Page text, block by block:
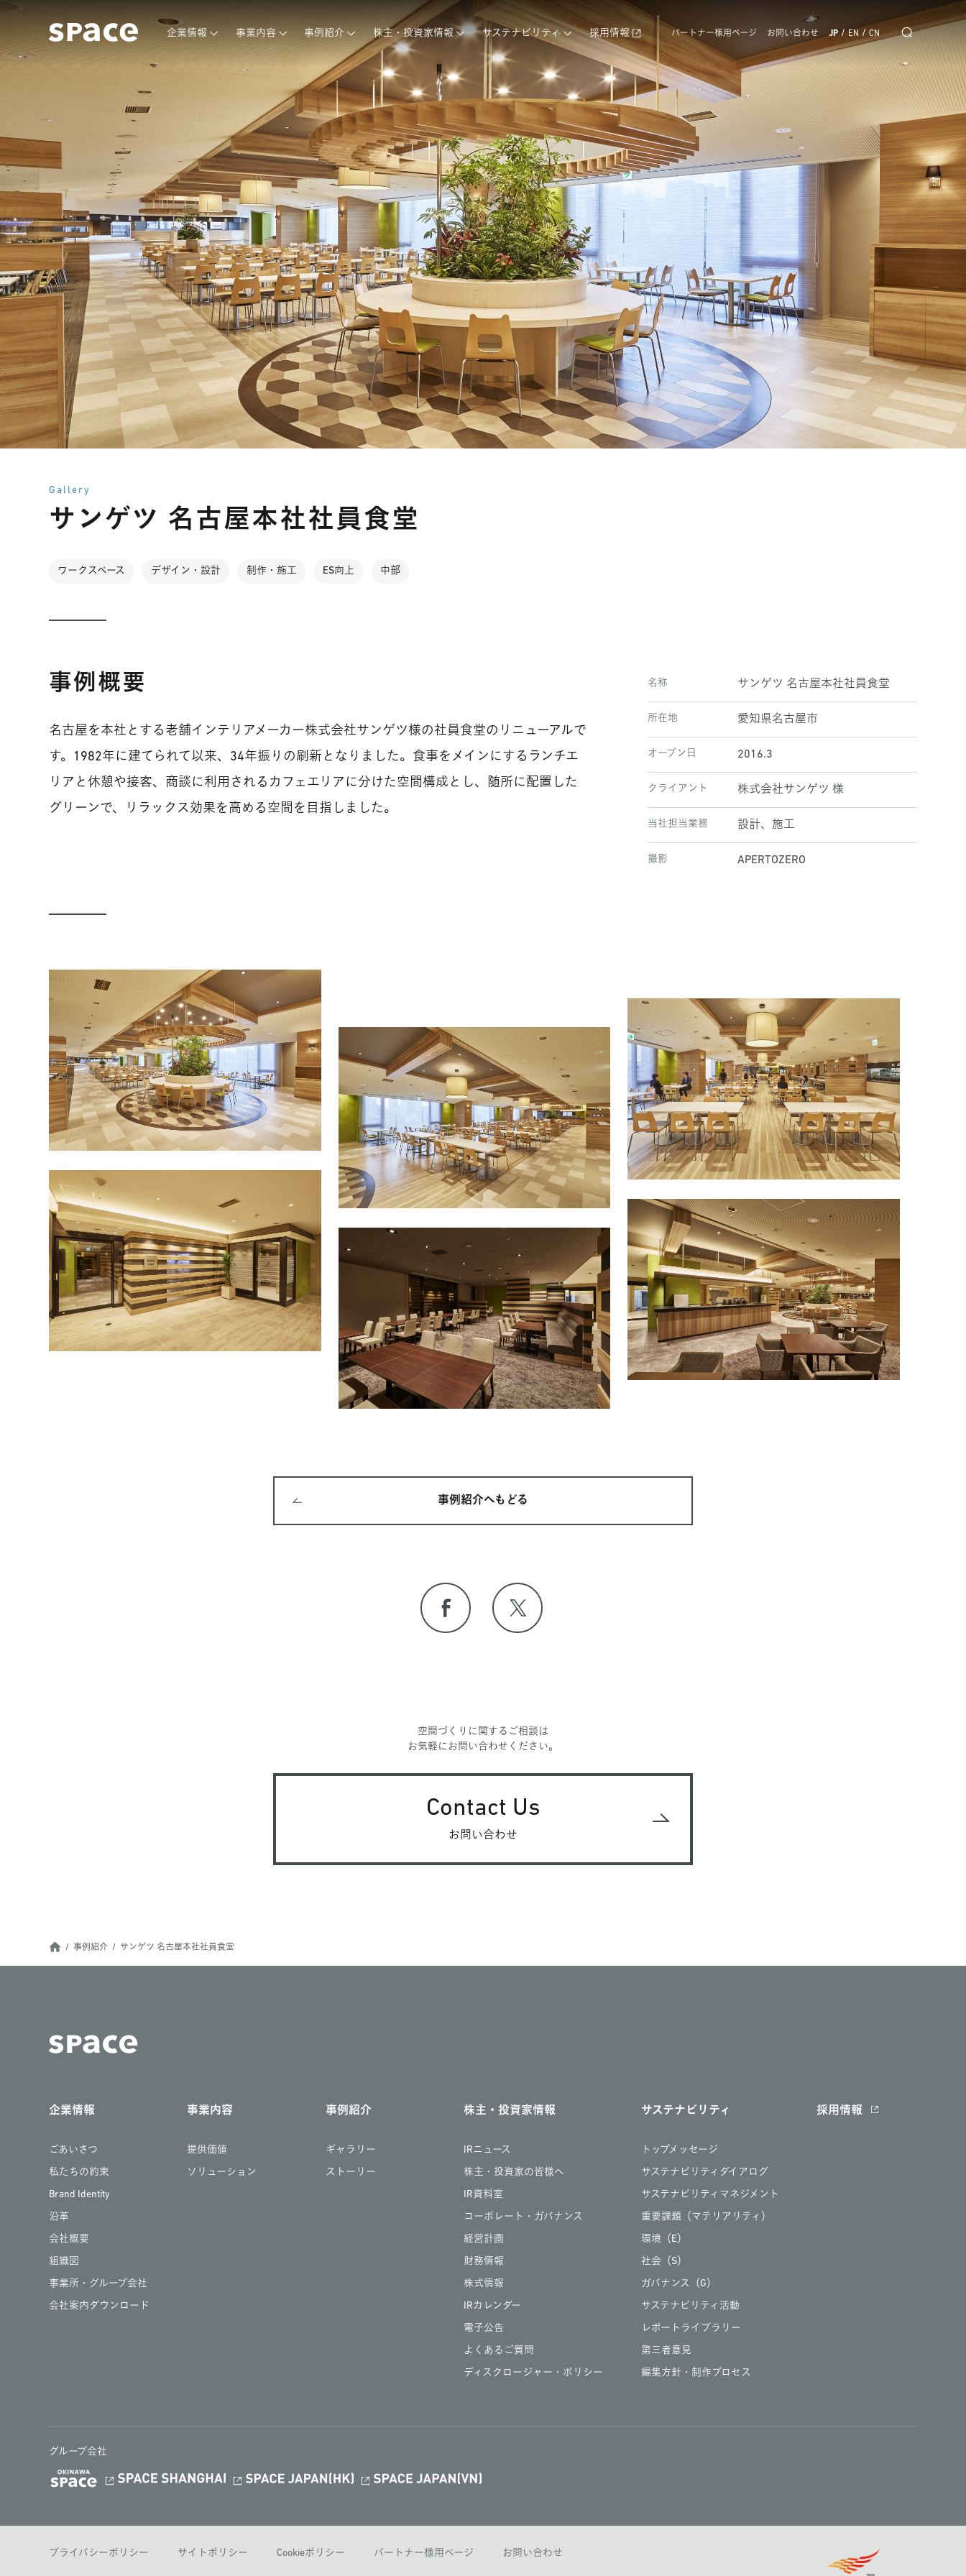
企業情報 事業内容 事例紹介 株主・投資家情報 サステナビリティ 採用情報 パートナー様用ページ お問い合わせ JP / EN / CN
Gallery
サンゲツ 名古屋本社社員食堂
ワークスペース デザイン・設計 制作・施工 ES向上 中部
事例概要
名古屋を本社とする老舗インテリアメーカー株式会社サンゲツ様の社員食堂のリニューアルで
す。1982年に建てられて以来、34年振りの刷新となりました。食事をメインにするランチエ
リアと休憩や接客、商談に利用されるカフェエリアに分けた空間構成とし、随所に配置した
グリーンで、リラックス効果を高める空間を目指しました。
名称 サンゲツ 名古屋本社社員食堂
所在地 愛知県名古屋市
オープン日 2016.3
クライアント 株式会社サンゲツ 様
当社担当業務 設計、施工
撮影 APERTOZERO
事例紹介へもどる
空間づくりに関するご相談は
お気軽にお問い合わせください。
Contact Us
お問い合わせ
事例紹介 サンゲツ 名古屋本社社員食堂
企業情報
ごあいさつ
私たちの約束
Brand Identity
沿革
会社概要
組織図
事業所・グループ会社
会社案内ダウンロード
事業内容
提供価値
ソリューション
事例紹介
ギャラリー
ストーリー
株主・投資家情報
IRニュース
株主・投資家の皆様へ
IR資料室
コーポレート・ガバナンス
経営計画
財務情報
株式情報
IRカレンダー
電子公告
よくあるご質問
ディスクロージャー・ポリシー
サステナビリティ
トップメッセージ
サステナビリティダイアログ
サステナビリティマネジメント
重要課題（マテリアリティ）
環境（E）
社会（S）
ガバナンス（G）
サステナビリティ活動
レポートライブラリー
第三者意見
編集方針・制作プロセス
採用情報
グループ会社
プライバシーポリシー サイトポリシー Cookieポリシー パートナー様用ページ お問い合わせ